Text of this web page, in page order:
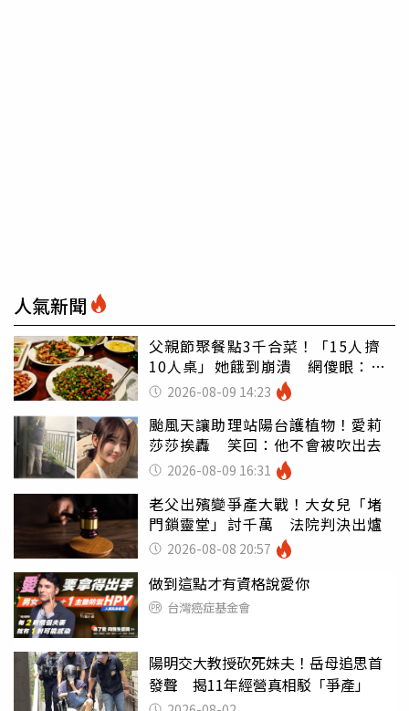
人氣新聞
父親節聚餐點3千合菜！「15人擠
10人桌」她餓到崩潰 網傻眼：讓
店家看笑話
2026-08-09 14:23
颱風天讓助理站陽台護植物！愛莉
莎莎挨轟 笑回：他不會被吹出去
2026-08-09 16:31
老父出殯變爭產大戰！大女兒「堵
門鎖靈堂」討千萬 法院判決出爐
2026-08-08 20:57
做到這點才有資格說愛你
台灣癌症基金會
陽明交大教授砍死妹夫！岳母追思首
發聲 揭11年經營真相駁「爭產」